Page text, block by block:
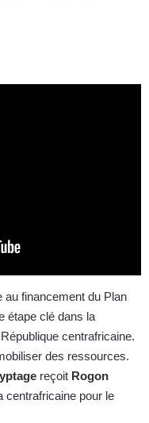
au financement du Plan
étape clé dans la
centrafricaine.
des ressources.
reçoit Rogon
centrafricaine pour le